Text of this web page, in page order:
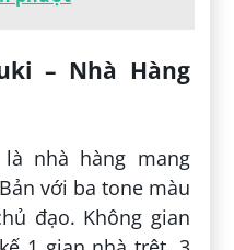
– Nhà Hàng
là nhà hàng mang
với ba tone màu
đạo. Không gian